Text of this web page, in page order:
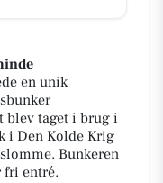
en unik
blev taget i brug i
i Den Kolde Krig
Bunkeren
fri entré.